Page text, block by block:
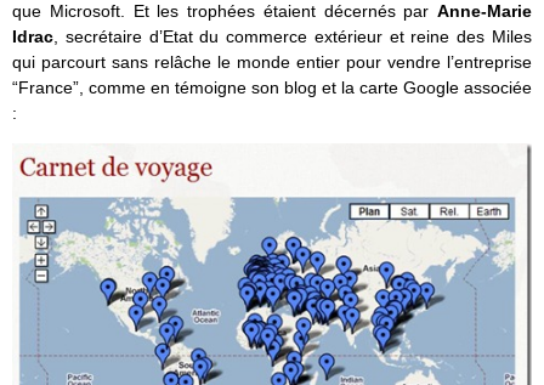
que Microsoft. Et les trophées étaient décernés par Anne-Marie
Idrac , secrétaire d’Etat du commerce extérieur et reine des Miles
qui parcourt sans relâche le monde entier pour vendre l’entreprise
“France”, comme en témoigne son blog et la carte Google associée
: